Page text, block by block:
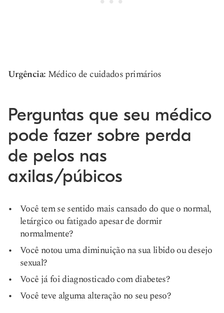
Urgência: Médico de cuidados primários
Perguntas que seu médico
pode fazer sobre perda
de pelos nas
axilas/púbicos
Você tem se sentido mais cansado do que o normal,
letárgico ou fatigado apesar de dormir
normalmente?
Você notou uma diminuição na sua libido ou desejo
sexual?
Você já foi diagnosticado com diabetes?
Você teve alguma alteração no seu peso?